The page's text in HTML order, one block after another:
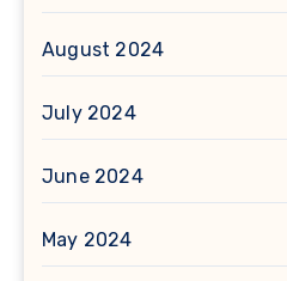
August 2024
July 2024
June 2024
May 2024